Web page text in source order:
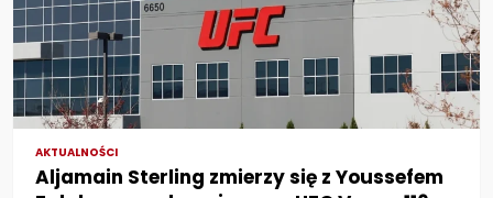
AKTUALNOŚCI
Aljamain Sterling zmierzy się z Youssefem